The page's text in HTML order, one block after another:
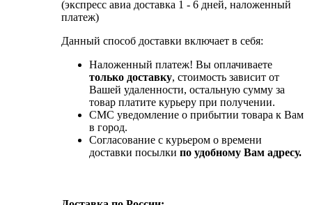
(экспресс авиа доставка 1 - 6 дней, наложенный
платеж)
Данный способ доставки включает в себя:
Наложенный платеж! Вы оплачиваете
только доставку, стоимость зависит от
Вашей удаленности, остальную сумму за
товар платите курьеру при получении.
СМС уведомление о прибытии товара к Вам
в город.
Согласование с курьером о времени
доставки посылки по удобному Вам адресу.